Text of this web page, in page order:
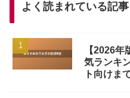
よく読まれている記事
【2026
気ランキ
ト向けま